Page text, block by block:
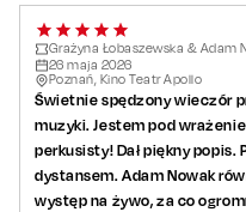
Grażyna Łobaszewska & Adam
26 maja 2026
Poznań, Kino Teatr Apollo
Świetnie spędzony wieczór
muzyki. Jestem pod
perkusisty! Dał piękny popis.
dystansem. Adam Nowak
występ na żywo, za co